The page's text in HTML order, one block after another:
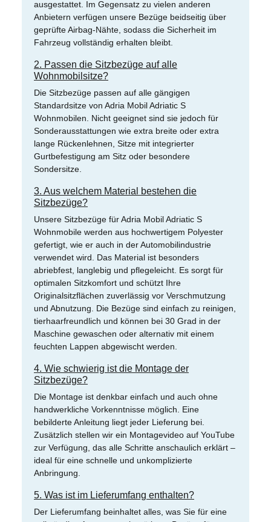
ausgestattet. Im Gegensatz zu vielen anderen
Anbietern verfügen unsere Bezüge beidseitig über
geprüfte Airbag-Nähte, sodass die Sicherheit im
Fahrzeug vollständig erhalten bleibt.
2. Passen die Sitzbezüge auf alle
Wohnmobilsitze?
Die Sitzbezüge passen auf alle gängigen
Standardsitze von Adria Mobil Adriatic S
Wohnmobilen. Nicht geeignet sind sie jedoch für
Sonderausstattungen wie extra breite oder extra
lange Rückenlehnen, Sitze mit integrierter
Gurtbefestigung am Sitz oder besondere
Sondersitze.
3. Aus welchem Material bestehen die
Sitzbezüge?
Unsere Sitzbezüge für Adria Mobil Adriatic S
Wohnmobile werden aus hochwertigem Polyester
gefertigt, wie er auch in der Automobilindustrie
verwendet wird. Das Material ist besonders
abriebfest, langlebig und pflegeleicht. Es sorgt für
optimalen Sitzkomfort und schützt Ihre
Originalsitzflächen zuverlässig vor Verschmutzung
und Abnutzung. Die Bezüge sind einfach zu reinigen,
tierhaarfreundlich und können bei 30 Grad in der
Maschine gewaschen oder alternativ mit einem
feuchten Lappen abgewischt werden.
4. Wie schwierig ist die Montage der
Sitzbezüge?
Die Montage ist denkbar einfach und auch ohne
handwerkliche Vorkenntnisse möglich. Eine
bebilderte Anleitung liegt jeder Lieferung bei.
Zusätzlich stellen wir ein Montagevideo auf YouTube
zur Verfügung, das alle Schritte anschaulich erklärt –
ideal für eine schnelle und unkomplizierte
Anbringung.
5. Was ist im Lieferumfang enthalten?
Der Lieferumfang beinhaltet alles, was Sie für eine